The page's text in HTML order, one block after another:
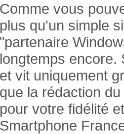
Comme vous
plus qu'un simple
"partenaire
longtemps encore.
et vit uniquement
que la rédaction
pour votre fidélité
Smartphone